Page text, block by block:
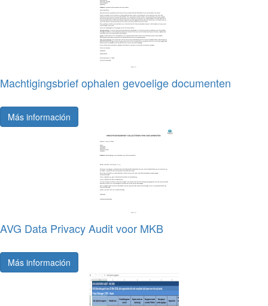
Machtigingsbrief ophalen gevoelige documenten
Más información
AVG Data Privacy Audit voor MKB
Más información